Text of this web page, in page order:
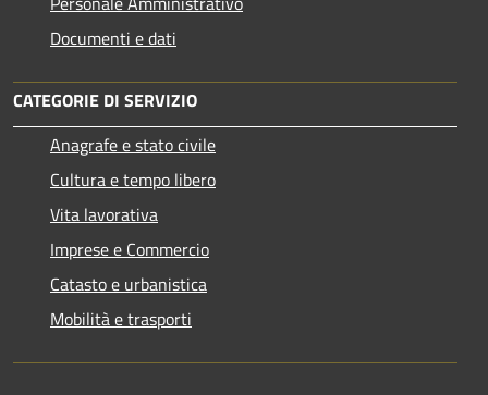
Documenti e dati
CATEGORIE DI SERVIZIO
Anagrafe e stato civile
Cultura e tempo libero
Vita lavorativa
Imprese e Commercio
Catasto e urbanistica
Mobilità e trasporti